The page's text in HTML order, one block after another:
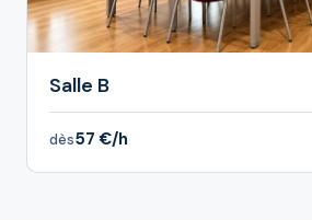
Salle B
dès57 €/h